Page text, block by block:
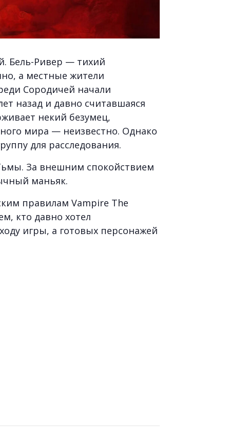
Бель-Ривер — тихий
а местные жители
Сородичей начали
назад и давно считавшаяся
некий безумец,
мира — неизвестно. Однако
для расследования.
За внешним спокойствием
маньяк.
правилам Vampire The
кто давно хотел
игры, а готовых персонажей